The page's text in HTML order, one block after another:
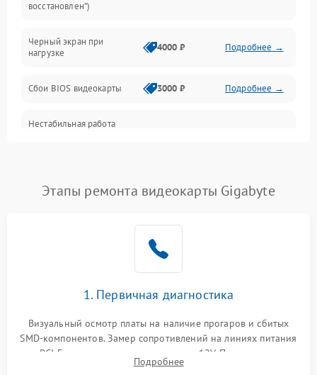
Электропитание
ПО
Электронные компоненты
Общие поломки
Механические повреждения
восстановлен”)
Черный экран при
нагрузке
4000 ₽ Подробнее →
Сбои BIOS видеокарты 3000 ₽ Подробнее →
Нестабильная работа
Этапы ремонта видеокарты Gigabyte
1. Первичная диагностика
Визуальный осмотр платы на наличие прогаров и сбитых
SMD-компонентов. Замер сопротивлений на линиях питания
PCI-E и дополнительных разъемах 12V. Проверка на
короткое замыкание основных дросселей питания GPU и
Подробнее